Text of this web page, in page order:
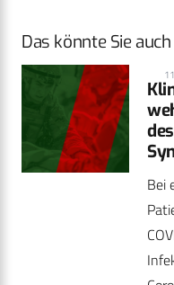
Das könnte Sie
Bei